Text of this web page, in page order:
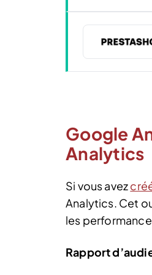
Google
Analytics
Si vous avez
Analytics. Cet
les
Rapport